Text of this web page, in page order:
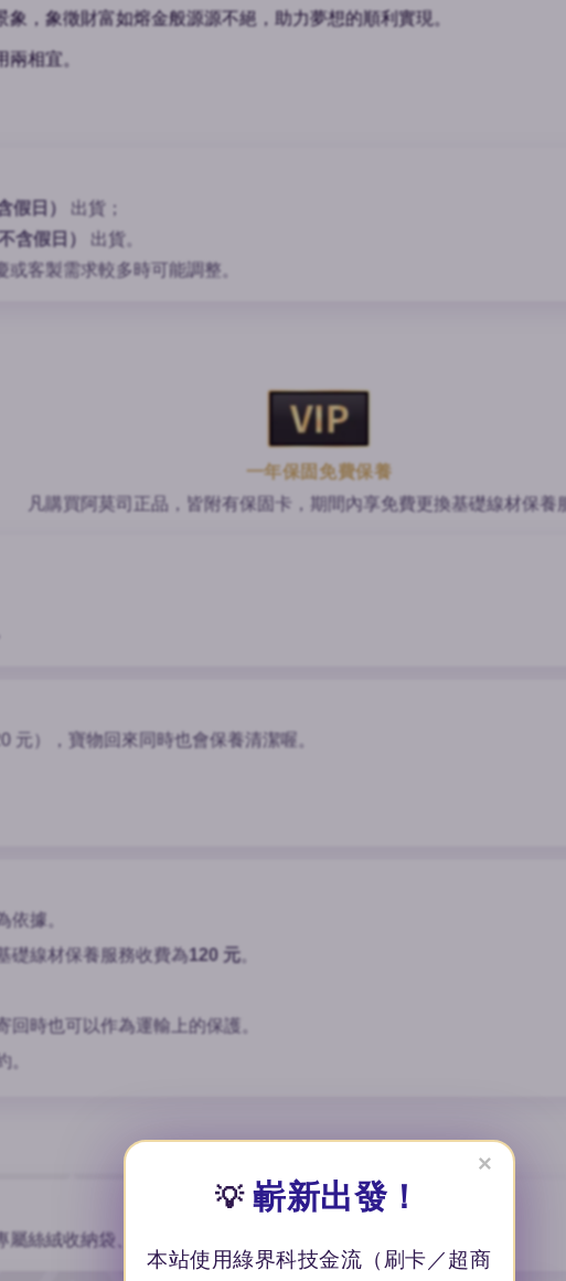
×
💡 嶄新出發！
本站使用綠界科技金流（刷卡／超商
，象徵財富如熔金般源源不絕，助力夢想的順利實現。
相宜。
假日）
出貨；
含假日）
出貨。
客製需求較多時可能調整。
一年保固免費保養
凡購買阿莫司正品，皆附有保固卡，期間內享免費更換基礎線材保養
元），寶物回來同時也會保養清潔喔。
依據。
礎線材保養服務收費為120 元。
時也可以作為運輸上的保護。
。
絲絨收納袋、保固卡與保養布，贈禮自用皆具質感。